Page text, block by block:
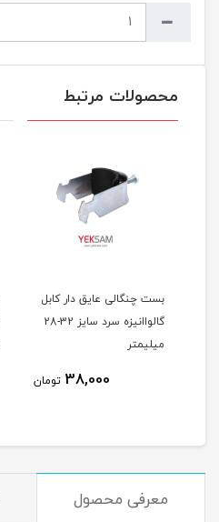
محصولات مرتبط
بست چنگالی عایق دار کابل
گالواانیزه سرد سایز 32-28
میلیمتر
38,000 تومان
معرفی محصول